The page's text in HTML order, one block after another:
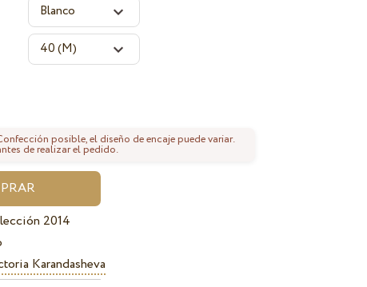
posible, el diseño de encaje puede variar.
de realizar el pedido.
2014
Karandasheva